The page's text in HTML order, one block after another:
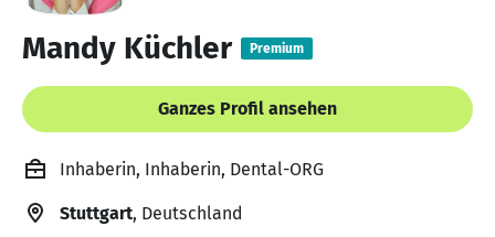
Mandy Küchler Premium
Ganzes Profil ansehen
Inhaberin, Inhaberin, Dental-ORG
Stuttgart, Deutschland